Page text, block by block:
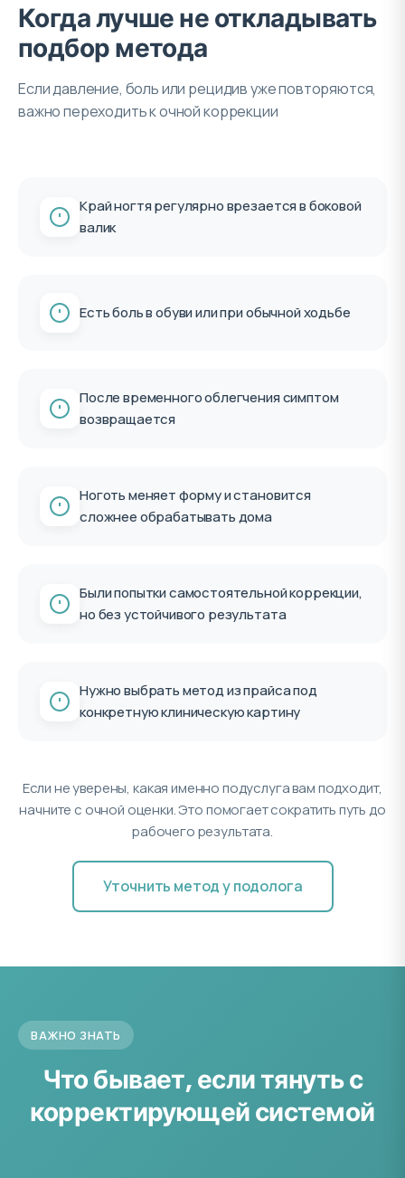
Когда лучше не откладывать
подбор метода
Если давление, боль или рецидив уже повторяются,
важно переходить к очной коррекции
Край ногтя регулярно врезается в боковой
валик
Есть боль в обуви или при обычной ходьбе
После временного облегчения симптом
возвращается
Ноготь меняет форму и становится
сложнее обрабатывать дома
Были попытки самостоятельной коррекции,
но без устойчивого результата
Нужно выбрать метод из прайса под
конкретную клиническую картину
Если не уверены, какая именно подуслуга вам подходит,
начните с очной оценки. Это помогает сократить путь до
рабочего результата.
Уточнить метод у подолога
ВАЖНО ЗНАТЬ
Что бывает, если тянуть с
корректирующей системой